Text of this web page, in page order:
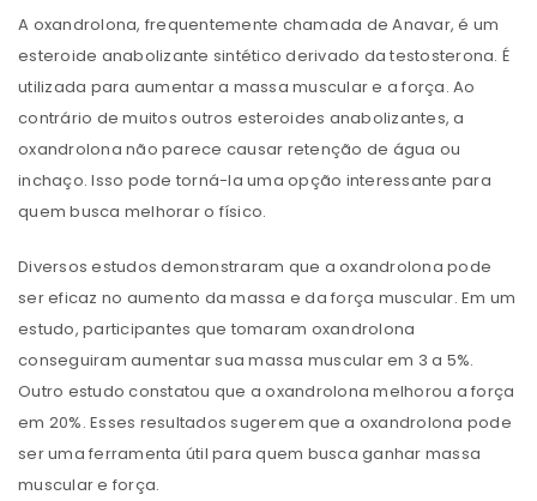
A oxandrolona, ​​frequentemente chamada de Anavar, é um
esteroide anabolizante sintético derivado da testosterona. É
utilizada para aumentar a massa muscular e a força. Ao
contrário de muitos outros esteroides anabolizantes, a
oxandrolona não parece causar retenção de água ou
inchaço. Isso pode torná-la uma opção interessante para
quem busca melhorar o físico.
Diversos estudos demonstraram que a oxandrolona pode
ser eficaz no aumento da massa e da força muscular. Em um
estudo, participantes que tomaram oxandrolona
conseguiram aumentar sua massa muscular em 3 a 5%.
Outro estudo constatou que a oxandrolona melhorou a força
em 20%. Esses resultados sugerem que a oxandrolona pode
ser uma ferramenta útil para quem busca ganhar massa
muscular e força.